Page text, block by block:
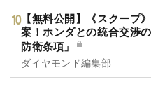
【無料公開】《スクープ
案！ホンダとの統合交渉
防衛条項」
ダイヤモンド編集部